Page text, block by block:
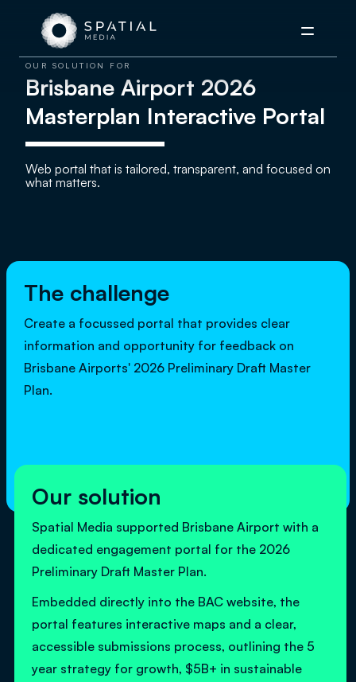
Menu
OUR SOLUTION FOR
Brisbane Airport 2026
Masterplan Interactive Portal
Web portal that is tailored, transparent, and focused on
what matters.
The challenge
Create a focussed portal that provides clear
information and opportunity for feedback on
Brisbane Airports' 2026 Preliminary Draft Master
Plan.
Our solution
Spatial Media supported Brisbane Airport with a
dedicated engagement portal for the 2026
Preliminary Draft Master Plan.
Embedded directly into the BAC website, the
portal features interactive maps and a clear,
accessible submissions process, outlining the 5
year strategy for growth, $5B+ in sustainable